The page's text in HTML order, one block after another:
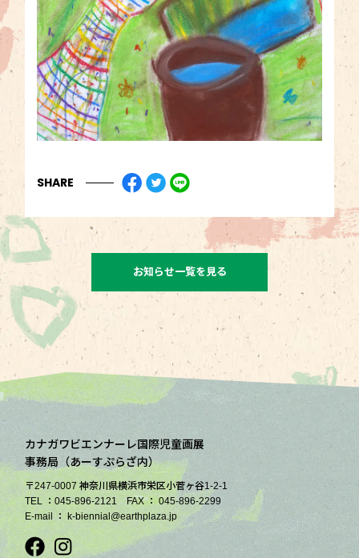
SHARE
お知らせ一覧を見る
カナガワビエンナーレ国際児童画展
事務局（あーすぷらざ内）
〒247-0007 神奈川県横浜市栄区小菅ヶ谷1-2-1
TEL ：045-896-2121 FAX ： 045-896-2299
E-mail ： k-biennial@earthplaza.jp